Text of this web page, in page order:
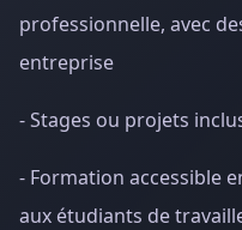
professionnelle, avec
entreprise
- Stages ou projets
- Formation accessible
aux étudiants de